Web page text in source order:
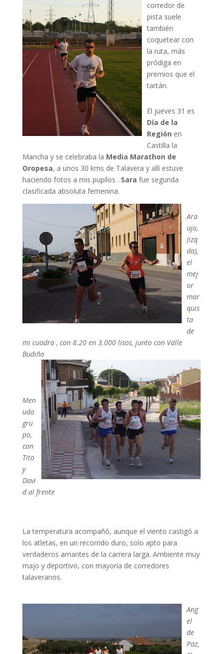
corredor de
pista suele
también
coquetear con
la ruta, más
pródiga en
premios que el
tartán.
El jueves 31 es
Día de la
Región en
Castilla la
Mancha y se celebraba la Media Marathon de
Oropesa, a unos 30 kms de Talavera y allí estuve
haciendo fotos a mis pupilos . Sara fue segunda
clasificada absoluta femenina.
Ara
ujo,
(izq
da),
el
mej
or
mar
quis
ta
de
mi cuadra , con 8.20 en 3.000 lisos, junto con Valle
Budiño
Men
udo
gru
po,
con
Tito
y
Davi
d al frente
La temperatura acompañó, aunque el viento castigó a
los atletas, en un recorrido duro, solo apto para
verdaderos amantes de la carrera larga. Ambiente muy
majo y deportivo, con mayoría de corredores
talaveranos.
Ang
el
de
Paz,